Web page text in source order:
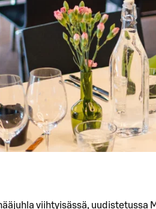
viihtyisässä, uudistetussa